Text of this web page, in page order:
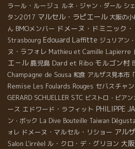
ラール・ルージュ ルネ・ジャン・ダール シ
タン2017 マルセル・ラピエール 大阪の小
ん BMOメンバー ドメーヌ・ドミニック
Strasbourg Edouard Laffitte ジュリアン
ヌ・ラフォレ Mathieu et Camille Lapierre
エ－ル 鹿児島 Dard et Ribo モルゴン村
Champagne de Sousa 和食 アルザス見本市
Remise Les Foulards Rouges セバスチャ
GERARD SCHUELLER STC ビストロ・ビアン
ース エドワード・ラフィット PHILIPPE
ン・ボック La Dive Bouteille Taiwan
ォレ ドメーヌ・マルセル・リショー アル
Salon L'irréel ル・クロ・デ・グリヨン 大阪